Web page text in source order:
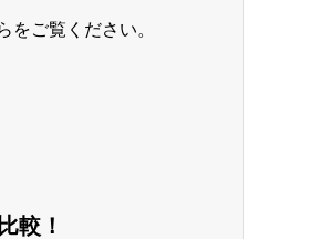
をご覧ください。
較！